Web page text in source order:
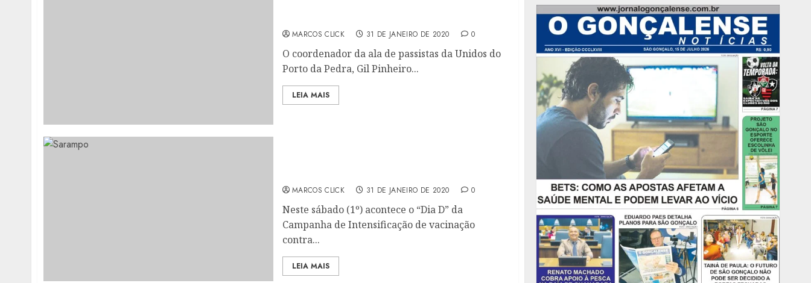
MARCOS CLICK 31 DE JANEIRO DE 2020 0
O coordenador da ala de passistas da Unidos do
Porto da Pedra, Gil Pinheiro...
LEIA MAIS
MARCOS CLICK 31 DE JANEIRO DE 2020 0
Neste sábado (1º) acontece o “Dia D” da
Campanha de Intensificação de vacinação
contra...
LEIA MAIS